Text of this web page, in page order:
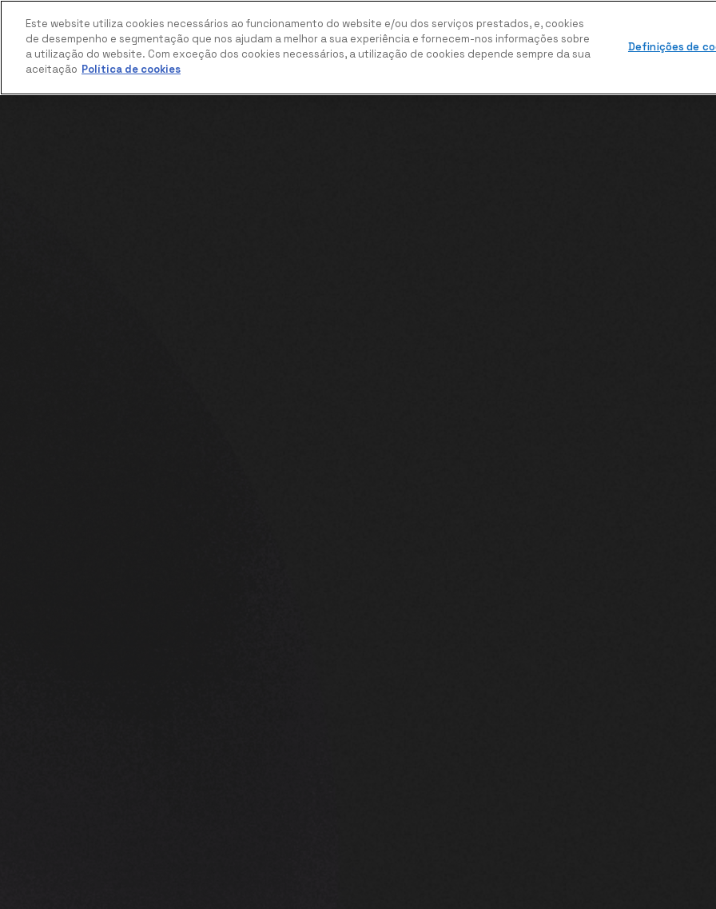
HOMEWORKCONTACTOS
Este website utiliza cookies necessários ao funcionamento do website e/ou dos serviços prestados, e, cookies
de desempenho e segmentação que nos ajudam a melhor a sua experiência e fornecem-nos informações sobre
a utilização do website. Com exceção dos cookies necessários, a utilização de cookies depende sempre da sua
aceitação Política de cookies
Definições de